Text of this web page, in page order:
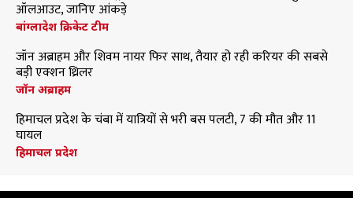
ऑलआउट, जानिए आंकड़े
बांग्लादेश क्रिकेट टीम
जॉन अब्राहम और शिवम नायर फिर साथ, तैयार हो रही करियर की सबसे
बड़ी एक्शन थ्रिलर
जॉन अब्राहम
हिमाचल प्रदेश के चंबा में यात्रियों से भरी बस पलटी, 7 की मौत और 11
घायल
हिमाचल प्रदेश